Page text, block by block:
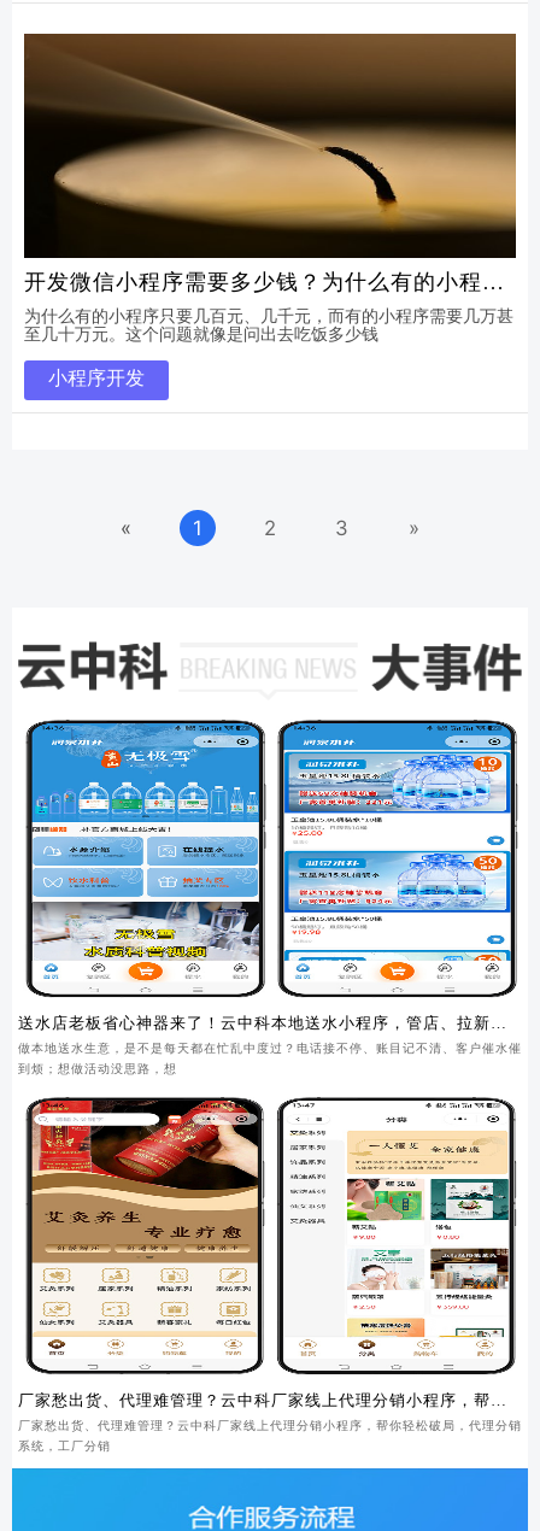
送水店老板省心神器来了！云中科本地送水小程序，管店、拉新、
锁客一步到位
做本地送水生意，是不是每天都在忙乱中度过？电话接不停、账目记不清、客户催水催
到烦；想做活动没思路，想
厂家愁出货、代理难管理？云中科厂家线上代理分销小程序，帮你
轻松破局
厂家愁出货、代理难管理？云中科厂家线上代理分销小程序，帮你轻松破局，代理分销
系统，工厂分销
开发微信小程序需要多少钱？为什么有的小程序
只要几百，而有的需要几万呢？
为什么有的小程序只要几百元、几千元，而有的小程序需要几万甚
至几十万元。这个问题就像是问出去吃饭多少钱
小程序开发
« 1 2 3 »